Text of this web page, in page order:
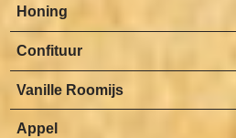
Honing
Confituur
Vanille Roomijs
Appel